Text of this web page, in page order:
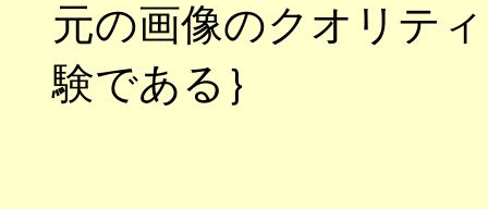
元の画像のクオリテ
験である｝